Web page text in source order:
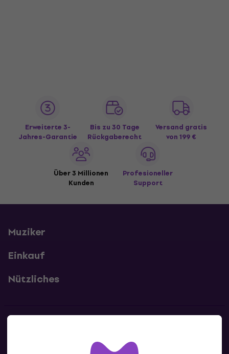
Erweiterte 3-
Jahres-Garantie
Bis zu 30 Tage
Rückgaberecht
Versand gratis
von 199 €
Über 3 Millionen
Kunden
Profesioneller
Support
Muziker
Einkauf
Nützliches
Kontaktiere uns